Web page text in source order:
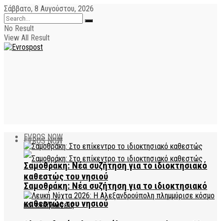
Σάββατο, 8 Αυγούστου, 2026
No Result
View All Result
EVROS NOW
Σαμοθράκη: Νέα συζήτηση για το ιδιοκτησιακό
καθεστώς του νησιού
EVROS NOW
Σαμοθράκη: Νέα συζήτηση για το ιδιοκτησιακό
καθεστώς του νησιού